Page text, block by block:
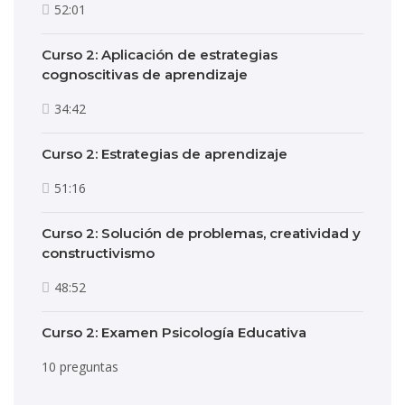
52:01
Curso 2: Aplicación de estrategias
cognoscitivas de aprendizaje
34:42
Curso 2: Estrategias de aprendizaje
51:16
Curso 2: Solución de problemas, creatividad y
constructivismo
48:52
Curso 2: Examen Psicología Educativa
10 preguntas